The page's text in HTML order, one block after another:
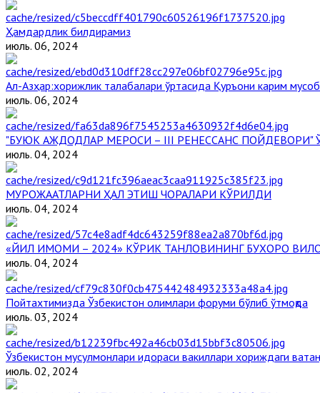
Ҳамдардлик билдирамиз
июль. 06, 2024
Aл-Aзҳар:хорижлик талабалари ўртасида Қуръони карим
июль. 06, 2024
"БУЮК АЖДОДЛАР МЕРОСИ – III РЕНЕССАНС
июль. 04, 2024
МУРОЖААТЛАРНИ ҲАЛ ЭТИШ ЧОРАЛАРИ КЎРИЛДИ
июль. 04, 2024
«ЙИЛ ИМОМИ – 2024» КЎРИК ТАНЛОВИНИНГ БУХОРО
июль. 04, 2024
Пойтахтимизда Ўзбекистон олимлари форуми бўлиб ўтмоқда
июль. 03, 2024
Ўзбекистон мусулмонлари идораси вакиллари хориждаги
июль. 02, 2024